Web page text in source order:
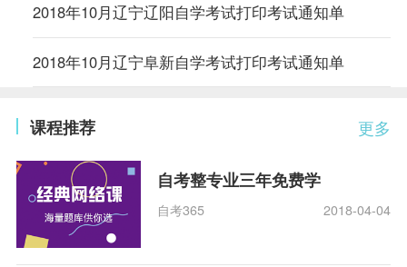
2018年10月辽宁辽阳自学考试打印考试通知单
2018年10月辽宁阜新自学考试打印考试通知单
更多
课程推荐
自考整专业三年免费学
自考365 2018-04-04